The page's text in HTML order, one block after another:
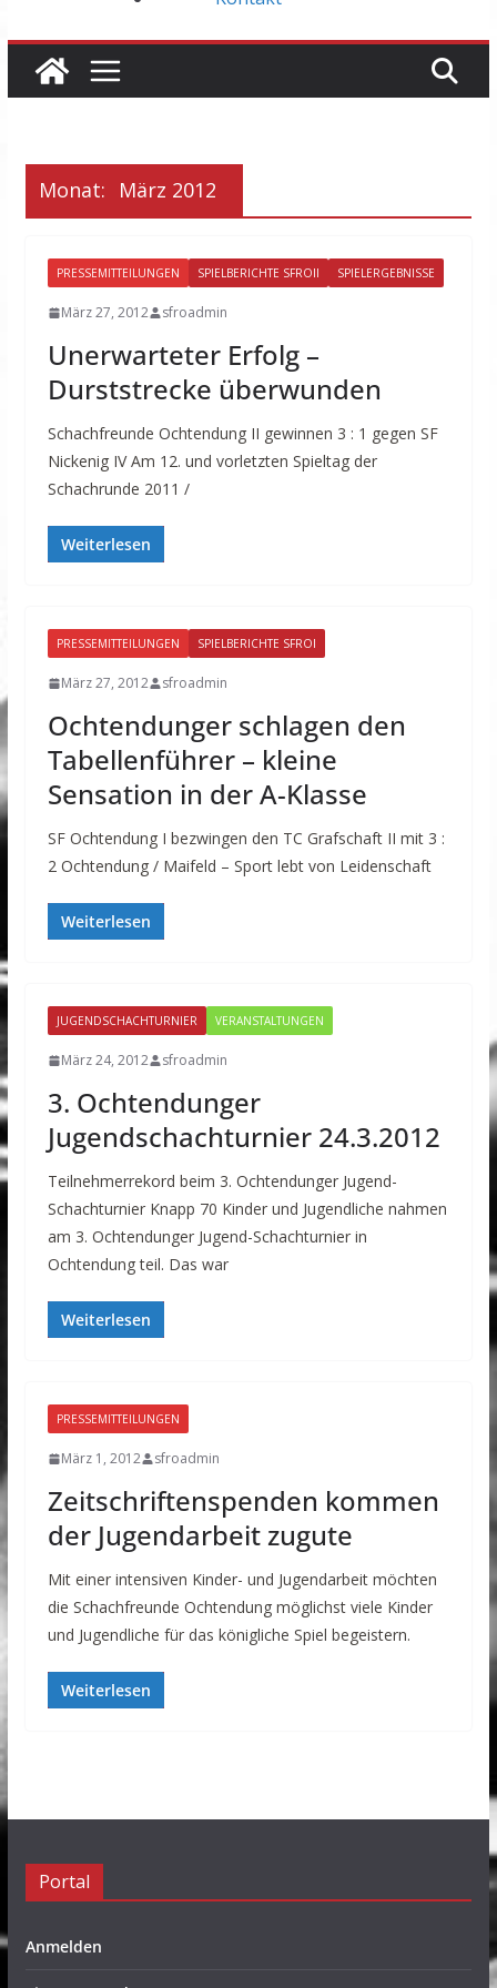
Monat: März 2012
PRESSEMITTEILUNGEN SPIELBERICHTE SFROII SPIELERGEBNISSE
März 27, 2012 sfroadmin
Unerwarteter Erfolg –
Durststrecke überwunden
Schachfreunde Ochtendung II gewinnen 3 : 1 gegen SF
Nickenig IV Am 12. und vorletzten Spieltag der
Schachrunde 2011 /
Weiterlesen
PRESSEMITTEILUNGEN SPIELBERICHTE SFROI
März 27, 2012 sfroadmin
Ochtendunger schlagen den
Tabellenführer – kleine
Sensation in der A-Klasse
SF Ochtendung I bezwingen den TC Grafschaft II mit 3 :
2 Ochtendung / Maifeld – Sport lebt von Leidenschaft
Weiterlesen
JUGENDSCHACHTURNIER VERANSTALTUNGEN
März 24, 2012 sfroadmin
3. Ochtendunger
Jugendschachturnier 24.3.2012
Teilnehmerrekord beim 3. Ochtendunger Jugend-
Schachturnier Knapp 70 Kinder und Jugendliche nahmen
am 3. Ochtendunger Jugend-Schachturnier in
Ochtendung teil. Das war
Weiterlesen
PRESSEMITTEILUNGEN
März 1, 2012 sfroadmin
Zeitschriftenspenden kommen
der Jugendarbeit zugute
Mit einer intensiven Kinder- und Jugendarbeit möchten
die Schachfreunde Ochtendung möglichst viele Kinder
und Jugendliche für das königliche Spiel begeistern.
Weiterlesen
Portal
Anmelden